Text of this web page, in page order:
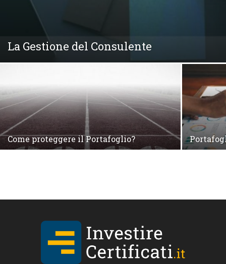
La Gestione del Consulente
Come proteggere il Portafoglio?